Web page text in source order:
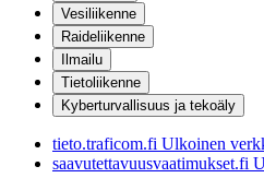
Vesiliikenne
Raideliikenne
Ilmailu
Tietoliikenne
Kyberturvallisuus ja tekoäly
tieto.traficom.fi Ulkoinen
saavutettavuusvaatimukset.fi